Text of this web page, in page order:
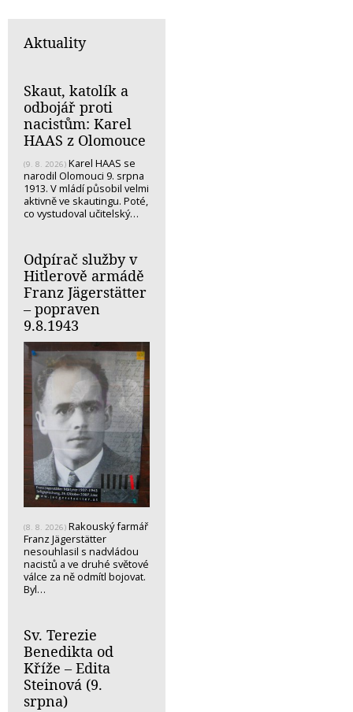
Aktuality
Skaut, katolík a
odbojář proti
nacistům: Karel
HAAS z Olomouce
(9. 8. 2026) Karel HAAS se
narodil Olomouci 9. srpna
1913. V mládí působil velmi
aktivně ve skautingu. Poté,
co vystudoval učitelský…
Odpírač služby v
Hitlerově armádě
Franz Jägerstätter
– popraven
9.8.1943
(8. 8. 2026) Rakouský farmář
Franz Jägerstätter
nesouhlasil s nadvládou
nacistů a ve druhé světové
válce za ně odmítl bojovat.
Byl…
Sv. Terezie
Benedikta od
Kříže – Edita
Steinová (9.
srpna)